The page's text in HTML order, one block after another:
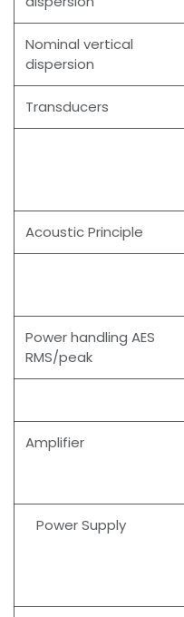
Nominal vertical
dispersion
Transducers
Acoustic Principle
Power handling AES
RMS/peak
Amplifier
Power Supply